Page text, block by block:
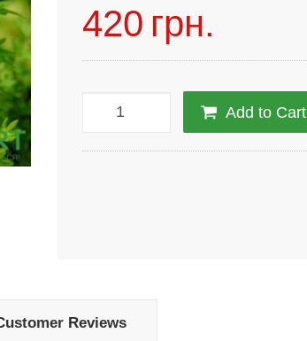
420 грн.
Add to Cart
Reviews